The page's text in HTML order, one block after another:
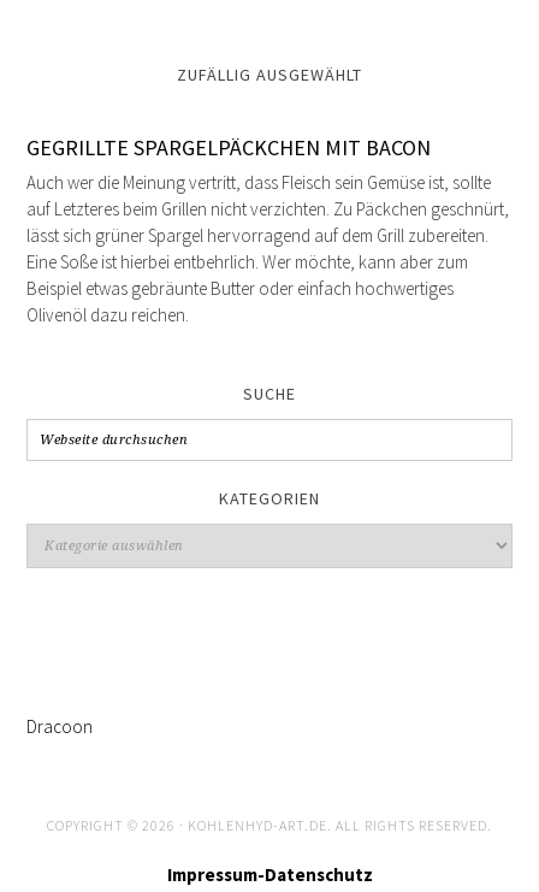
ZUFÄLLIG AUSGEWÄHLT
GEGRILLTE SPARGELPÄCKCHEN MIT BACON
Auch wer die Meinung vertritt, dass Fleisch sein Gemüse ist, sollte
auf Letzteres beim Grillen nicht verzichten. Zu Päckchen geschnürt,
lässt sich grüner Spargel hervorragend auf dem Grill zubereiten.
Eine Soße ist hierbei entbehrlich. Wer möchte, kann aber zum
Beispiel etwas gebräunte Butter oder einfach hochwertiges
Olivenöl dazu reichen.
SUCHE
KATEGORIEN
Kategorien
Dracoon
COPYRIGHT © 2026 · KOHLENHYD-ART.DE. ALL RIGHTS RESERVED.
Impressum-Datenschutz